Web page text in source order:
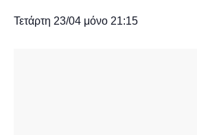
Τετάρτη 23/04 μόνο 21:15